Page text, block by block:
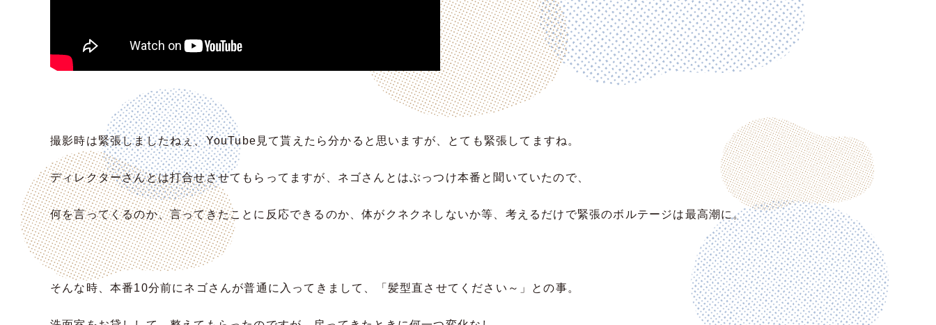
撮影時は緊張しましたねぇ、YouTube見て貰えたら分かると思いますが、とても緊張してますね。
ディレクターさんとは打合せさせてもらってますが、ネゴさんとはぶっつけ本番と聞いていたので、
何を言ってくるのか、言ってきたことに反応できるのか、体がクネクネしないか等、考えるだけで緊張のボルテージは最高潮に。
そんな時、本番10分前にネゴさんが普通に入ってきまして、「髪型直させてください～」との事。